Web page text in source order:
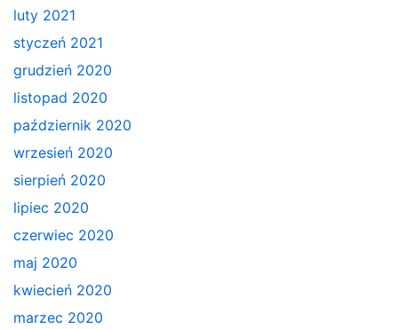
luty 2021
styczeń 2021
grudzień 2020
listopad 2020
październik 2020
wrzesień 2020
sierpień 2020
lipiec 2020
czerwiec 2020
maj 2020
kwiecień 2020
marzec 2020